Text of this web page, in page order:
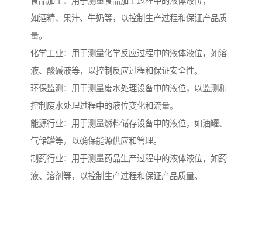
如酒精、果汁、牛奶等，以控制生产过程和保证产品质
量。
化学工业：用于测量化学反应过程中的液体液位，如溶
液、酸碱液等，以控制反应过程和保证安全性。
环保监测：用于测量废水处理设备中的液位，以监测和
控制废水处理过程中的液位变化和流量。
能源行业：用于测量燃料储存设备中的液位，如油罐、
气储罐等，以确保能源供应和管理。
制药行业：用于测量药品生产过程中的液体液位，如药
液、溶剂等，以控制生产过程和保证产品质量。